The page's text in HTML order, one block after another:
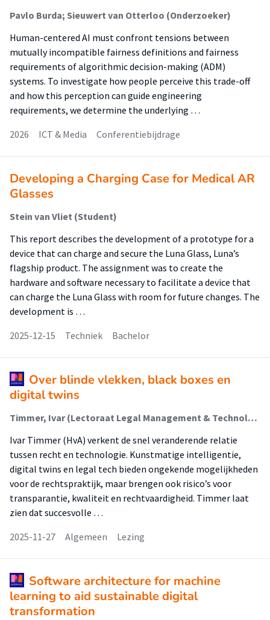
Pavlo Burda; Sieuwert van Otterloo (Onderzoeker)
Human-centered AI must confront tensions between
mutually incompatible fairness definitions and fairness
requirements of algorithmic decision-making (ADM)
systems. To investigate how people perceive this trade-off
and how this perception can guide engineering
requirements, we determine the underlying …
2026
ICT & Media Conferentiebijdrage
Developing a Charging Case for Medical AR
Glasses
Stein van Vliet (Student)
This report describes the development of a prototype for a
device that can charge and secure the Luna Glass, Luna’s
flagship product. The assignment was to create the
hardware and software necessary to facilitate a device that
can charge the Luna Glass with room for future changes. The
development is …
2025-12-15
Techniek Bachelor
Over blinde vlekken, black boxes en
digital twins
Timmer, Ivar (Lectoraat Legal Management & Technologie)
Ivar Timmer (HvA) verkent de snel veranderende relatie
tussen recht en technologie. Kunstmatige intelligentie,
digital twins en legal tech bieden ongekende mogelijkheden
voor de rechtspraktijk, maar brengen ook risico’s voor
transparantie, kwaliteit en rechtvaardigheid. Timmer laat
zien dat succesvolle …
2025-11-27
Algemeen Lezing
Software architecture for machine
learning to aid sustainable digital
transformation